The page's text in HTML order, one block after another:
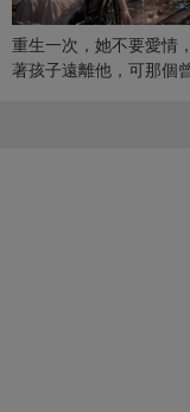
重生一次，她不要愛情
著孩子遠離他，可那個